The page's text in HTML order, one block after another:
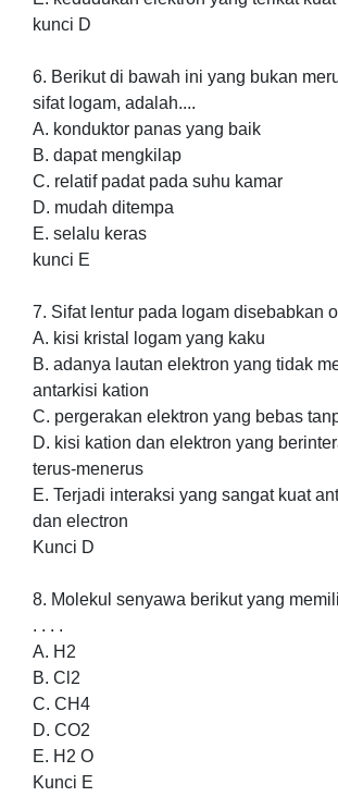
kunci D
6. Berikut di bawah ini yang bukan
sifat logam, adalah....
A. konduktor panas yang baik
B. dapat mengkilap
C. relatif padat pada suhu kamar
D. mudah ditempa
E. selalu keras
kunci E
7. Sifat lentur pada logam disebabkan
A. kisi kristal logam yang kaku
B. adanya lautan elektron yang tidak
antarkisi kation
C. pergerakan elektron yang bebas
D. kisi kation dan elektron yang
terus-menerus
E. Terjadi interaksi yang sangat kuat
dan electron
Kunci D
8. Molekul senyawa berikut yang
. . . .
A. H2
B. Cl2
C. CH4
D. CO2
E. H2 O
Kunci E